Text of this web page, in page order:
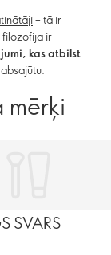
– tā ir
filozofija ir
kas atbilst
mērķi
SVARS